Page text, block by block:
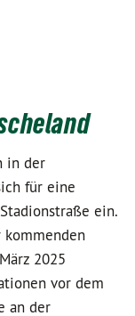
in der
für eine
ein.
2025
vor dem
an der